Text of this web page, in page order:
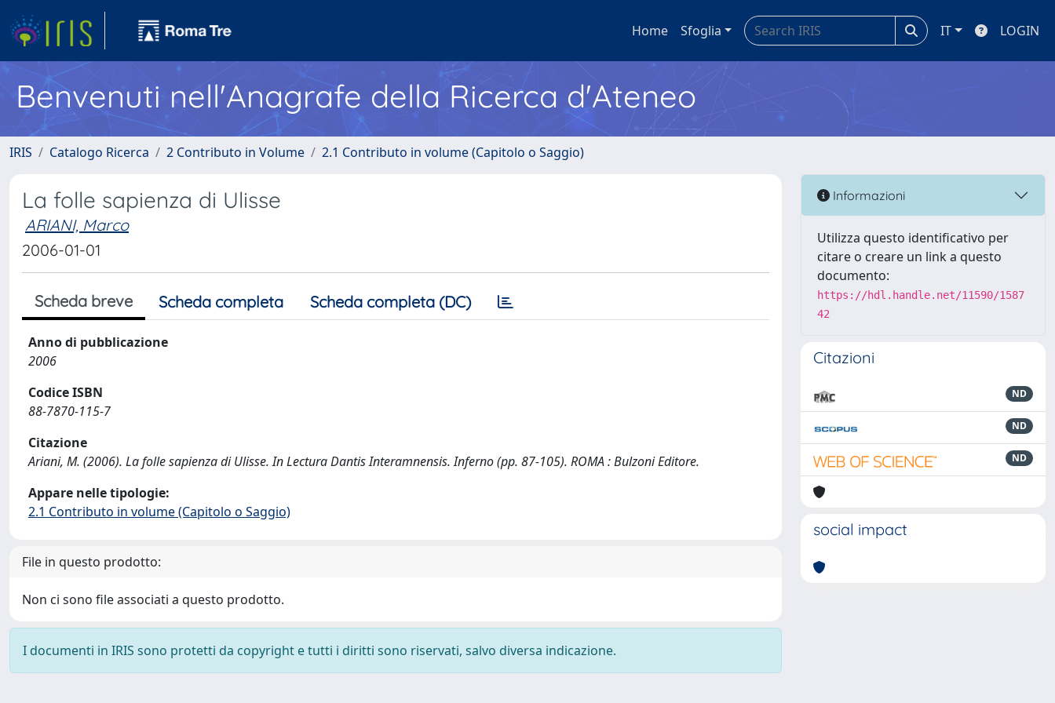
Home Sfoglia IT LOGIN
Benvenuti nell'Anagrafe della Ricerca d'Ateneo
IRIS Catalogo Ricerca 2 Contributo in Volume 2.1 Contributo in volume (Capitolo o Saggio)
La folle sapienza di Ulisse
ARIANI, Marco
2006-01-01
Scheda breve Scheda completa Scheda completa (DC)
Anno di pubblicazione
2006
Codice ISBN
88-7870-115-7
Citazione
Ariani, M. (2006). La folle sapienza di Ulisse. In Lectura Dantis Interamnensis. Inferno (pp. 87-105). ROMA : Bulzoni Editore.
Appare nelle tipologie:
2.1 Contributo in volume (Capitolo o Saggio)
File in questo prodotto:
Non ci sono file associati a questo prodotto.
I documenti in IRIS sono protetti da copyright e tutti i diritti sono riservati, salvo diversa indicazione.
Informazioni
Utilizza questo identificativo per
citare o creare un link a questo
documento:
https://hdl.handle.net/11590/1587
42
Citazioni
ND
ND
ND
social impact